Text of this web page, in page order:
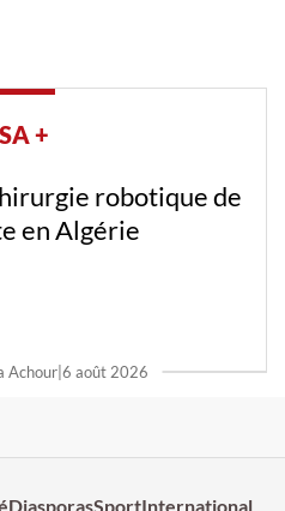
+
robotique de
en Algérie
Achour|6 août 2026
DiasporasSportInternational